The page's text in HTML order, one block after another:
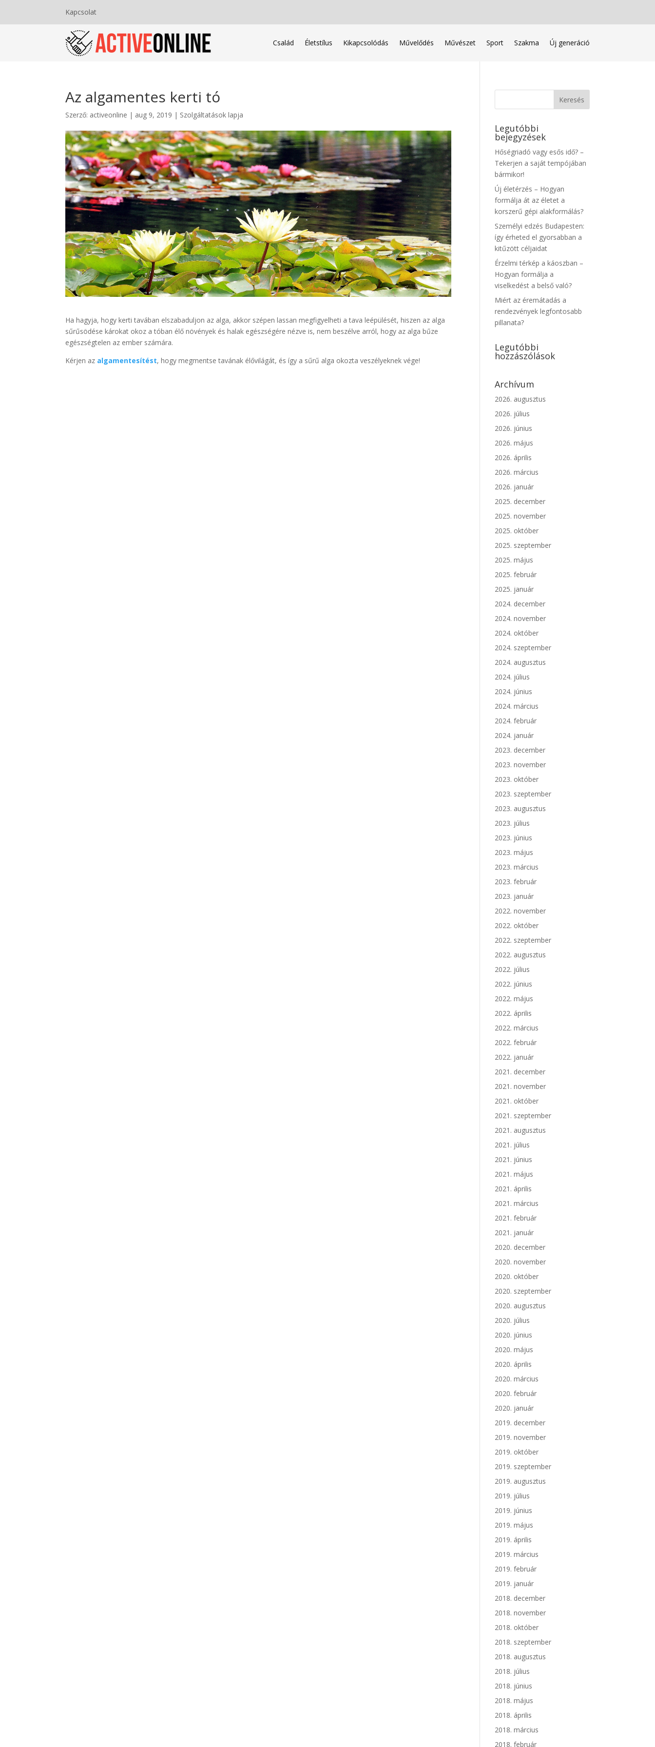
Kapcsolat
Család Életstílus Kikapcsolódás Művelődés Művészet Sport Szakma Új generáció
Az algamentes kerti tó
Szerző: activeonline | aug 9, 2019 | Szolgáltatások lapja
Ha hagyja, hogy kerti tavában elszabaduljon az alga, akkor szépen lassan megfigyelheti a tava leépülését, hiszen az alga
sűrűsödése károkat okoz a tóban élő növények és halak egészségére nézve is, nem beszélve arról, hogy az alga bűze
egészségtelen az ember számára.
Kérjen az algamentesítést, hogy megmentse tavának élővilágát, és így a sűrű alga okozta veszélyeknek vége!
Legutóbbi
bejegyzések
Hőségriadó vagy esős idő? –
Tekerjen a saját tempójában
bármikor!
Új életérzés – Hogyan
formálja át az életet a
korszerű gépi alakformálás?
Személyi edzés Budapesten:
így érheted el gyorsabban a
kitűzött céljaidat
Érzelmi térkép a káoszban –
Hogyan formálja a
viselkedést a belső való?
Miért az éremátadás a
rendezvények legfontosabb
pillanata?
Legutóbbi
hozzászólások
Archívum
2026. augusztus
2026. július
2026. június
2026. május
2026. április
2026. március
2026. január
2025. december
2025. november
2025. október
2025. szeptember
2025. május
2025. február
2025. január
2024. december
2024. november
2024. október
2024. szeptember
2024. augusztus
2024. július
2024. június
2024. március
2024. február
2024. január
2023. december
2023. november
2023. október
2023. szeptember
2023. augusztus
2023. július
2023. június
2023. május
2023. március
2023. február
2023. január
2022. november
2022. október
2022. szeptember
2022. augusztus
2022. július
2022. június
2022. május
2022. április
2022. március
2022. február
2022. január
2021. december
2021. november
2021. október
2021. szeptember
2021. augusztus
2021. július
2021. június
2021. május
2021. április
2021. március
2021. február
2021. január
2020. december
2020. november
2020. október
2020. szeptember
2020. augusztus
2020. július
2020. június
2020. május
2020. április
2020. március
2020. február
2020. január
2019. december
2019. november
2019. október
2019. szeptember
2019. augusztus
2019. július
2019. június
2019. május
2019. április
2019. március
2019. február
2019. január
2018. december
2018. november
2018. október
2018. szeptember
2018. augusztus
2018. július
2018. június
2018. május
2018. április
2018. március
2018. február